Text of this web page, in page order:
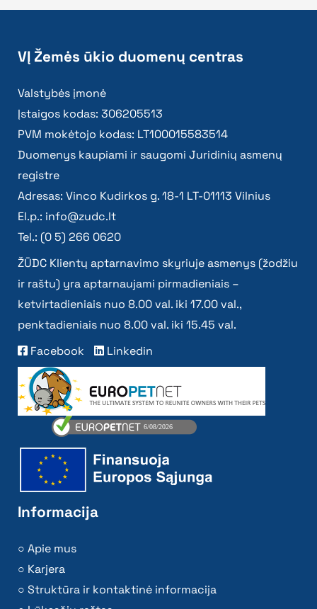
VĮ Žemės ūkio duomenų centras
Valstybės įmonė
Įstaigos kodas: 306205513
PVM mokėtojo kodas: LT100015583514
Duomenys kaupiami ir saugomi Juridinių asmenų
registre
Adresas: Vinco Kudirkos g. 18-1 LT-01113 Vilnius
El.p.: info@zudc.lt
Tel.: (0 5) 266 0620
ŽŪDC Klientų aptarnavimo skyriuje asmenys (žodžiu
ir raštu) yra aptarnaujami pirmadieniais –
ketvirtadieniais nuo 8.00 val. iki 17.00 val.,
penktadieniais nuo 8.00 val. iki 15.45 val.
Facebook
Linkedin
Informacija
Apie mus
Karjera
Struktūra ir kontaktinė informacija